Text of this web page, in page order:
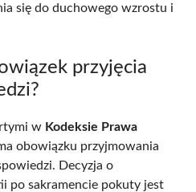
się do duchowego wzrostu i
przyjęcia
w Kodeksie Prawa
obowiązku przyjmowania
Decyzja o
po sakramencie pokuty jest